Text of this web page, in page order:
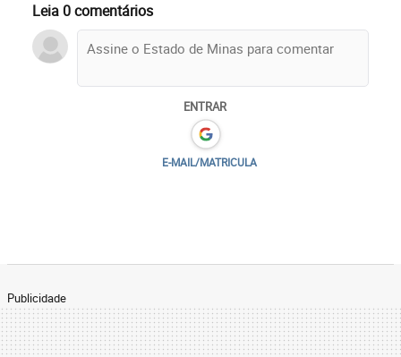
Leia 0 comentários
ENTRAR
E-MAIL/MATRICULA
Publicidade